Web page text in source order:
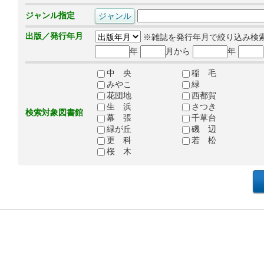
ジャンル指定
出版／発行年月
※雑誌を発行年月で絞り込み検
年
月から 年
検索対象図書館
中 央
稲 毛
みやこ
緑
花団地
西都賀
生 浜
さつき
幕 張
千草台
緑が丘
磯 辺
更 科
若 松
桜 木